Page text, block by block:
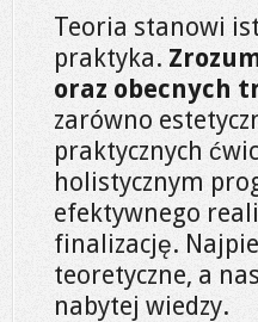
Teoria stanowi
praktyka.
oraz obecnych
zarówno
praktycznych
holistycznym
efektywnego
finalizację.
teoretyczne, a
nabytej wiedzy.